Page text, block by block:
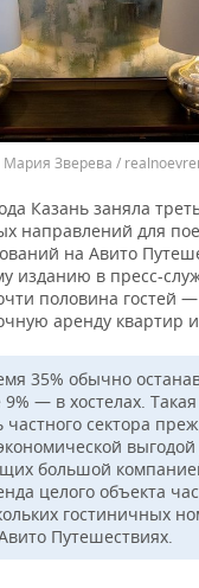
Мария Зверева /
Казань заняла
направлений для
на Авито
изданию в пресс-
половина гостей
аренду квартир
35% обычно
— в хостелах.
частного сектора
выгодой
большой
целого объекта
гостиничных
Путешествиях.